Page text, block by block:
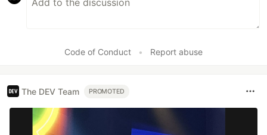
Code of Conduct • Report abuse
The DEV Team PROMOTED